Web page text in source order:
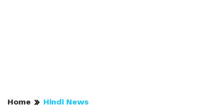
Home Hindi News